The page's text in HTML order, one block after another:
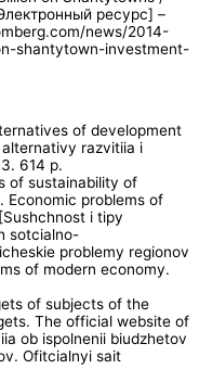
ресурс] –
news/2014-
shantytown-investment-
of development
razvitiia i
614 p.
of sustainability of
Economic problems of
i tipy
sotcialno-
problemy regionov
of modern economy.
of subjects of the
The official website of
ob ispolnenii biudzhetov
Ofitcialnyi sait